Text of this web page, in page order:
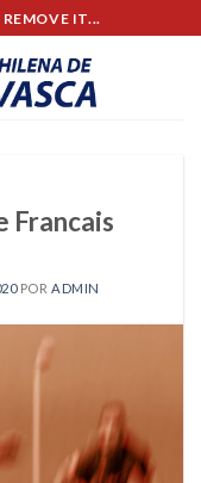
IT...
Francais
POR ADMIN